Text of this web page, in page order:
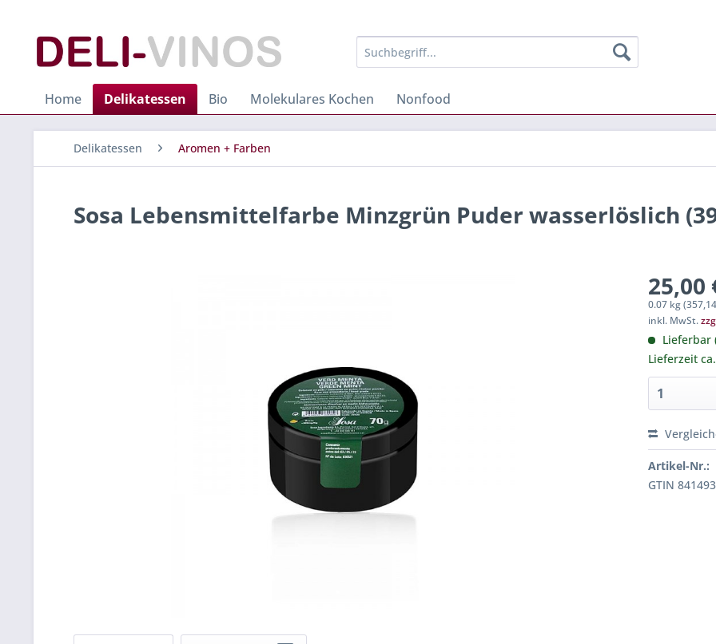
Home Delikatessen Bio Molekulares Kochen Nonfood
Delikatessen Aromen + Farben
Sosa Lebensmittelfarbe Minzgrün Puder wasserlöslich
25,00
0.07 kg
inkl. MwSt.
Lieferbar
Lieferzeit
Artikel-Nr.:
GTIN